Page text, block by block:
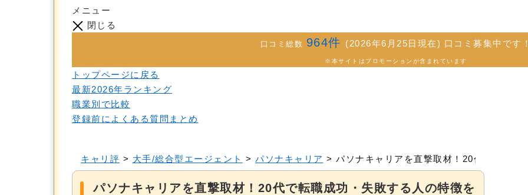
メニュー
閉じる
口コミ総数 964件 (2026年6月25日現在) 口コミ募集中です
※本サイトはプロモーションが含まれています
トップページに戻る
最新2026年ランキング
職業別で比較
登録前によくある質問まとめ
キャリ評 > 大手/総合型エージェント > パソナキャリア > パソナキャリアを直撃取材！20代で転職成
パソナキャリアを直撃取材！20代で転職成功・失敗する人の特徴を